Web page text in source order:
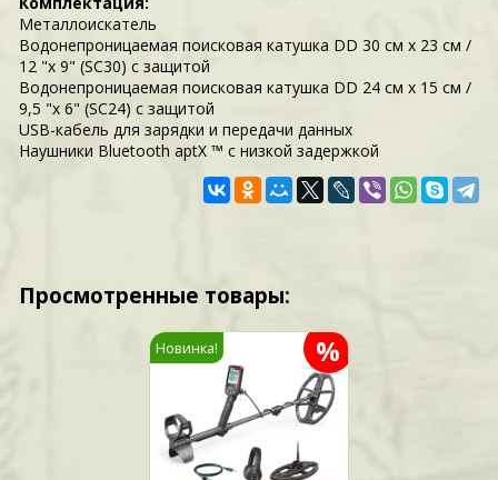
Металлоискатель
Водонепроницаемая поисковая катушка DD 30 см x 23 см /
12 "x 9" (SC30) с защитой
Водонепроницаемая поисковая катушка DD 24 см x 15 см /
9,5 "x 6" (SC24) с защитой
USB-кабель для зарядки и передачи данных
Наушники Bluetooth aptX ™ с низкой задержкой
Просмотренные товары:
%
Новинка!